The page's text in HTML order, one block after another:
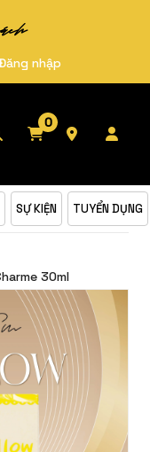
nhập
0
SỰ KIỆN TUYỂN DỤNG
30ml